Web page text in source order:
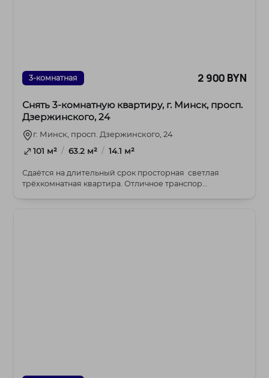
3-комнатная 2 900 BYN
Снять 3-комнатную квартиру, г. Минск, просп.
Дзержинского, 24
г. Минск, просп. Дзержинского, 24
101 м² / 63.2 м² / 14.1 м²
Сдаётся на длительный срок просторная светлая
трёхкомнатная квартира. Отличное транспор...